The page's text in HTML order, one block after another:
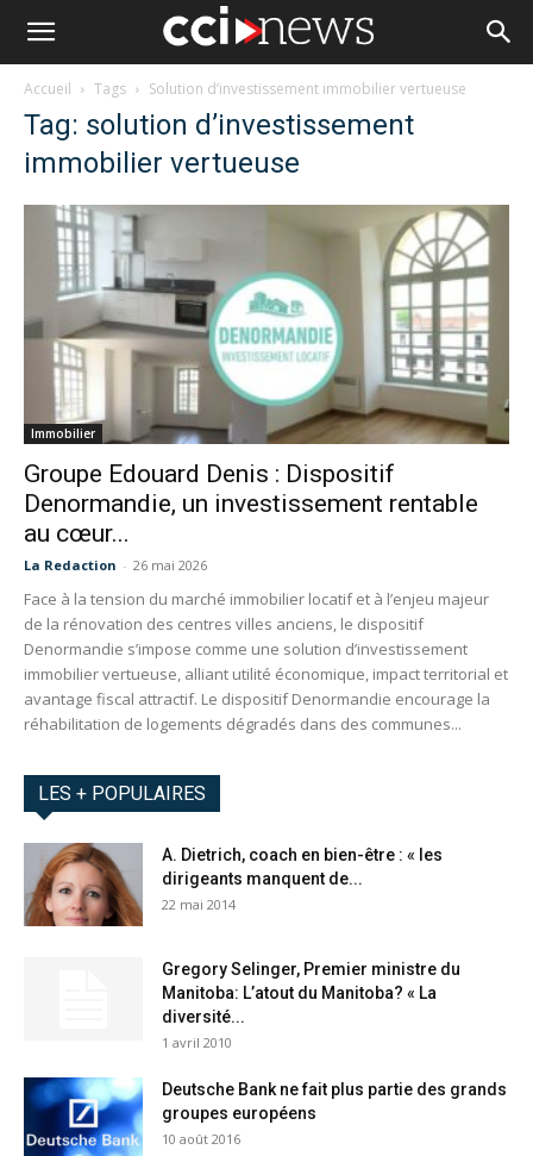
Accueil Tags Solution d’investissement immobilier vertueuse
Tag: solution d’investissement
immobilier vertueuse
Immobilier
Groupe Edouard Denis : Dispositif
Denormandie, un investissement rentable
au cœur...
La Redaction - 26 mai 2026
Face à la tension du marché immobilier locatif et à l’enjeu majeur
de la rénovation des centres villes anciens, le dispositif
Denormandie s’impose comme une solution d’investissement
immobilier vertueuse, alliant utilité économique, impact territorial et
avantage fiscal attractif. Le dispositif Denormandie encourage la
réhabilitation de logements dégradés dans des communes...
LES + POPULAIRES
A. Dietrich, coach en bien-être : « les
dirigeants manquent de...
22 mai 2014
Gregory Selinger, Premier ministre du
Manitoba: L’atout du Manitoba? « La
diversité...
1 avril 2010
Deutsche Bank ne fait plus partie des grands
groupes européens
10 août 2016